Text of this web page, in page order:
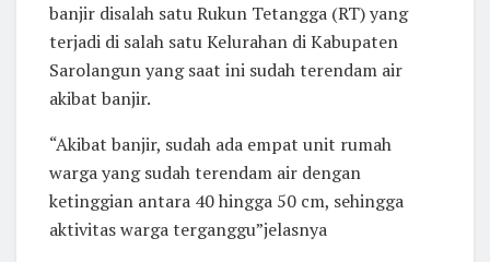
banjir disalah satu Rukun Tetangga (RT) yang
terjadi di salah satu Kelurahan di Kabupaten
Sarolangun yang saat ini sudah terendam air
akibat banjir.
“Akibat banjir, sudah ada empat unit rumah
warga yang sudah terendam air dengan
ketinggian antara 40 hingga 50 cm, sehingga
aktivitas warga terganggu”jelasnya